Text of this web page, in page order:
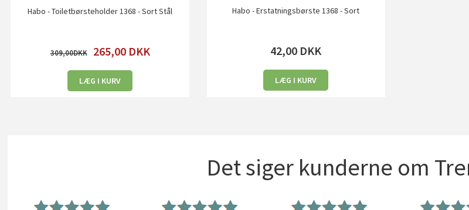
Habo - Toiletbørsteholder 1368 - Sort Stål
309,00 265,00 DKK
LÆG I KURV
Habo - Erstatningsbørste 1368 - Sort
42,00 DKK
LÆG I KURV
Det siger kunderne om